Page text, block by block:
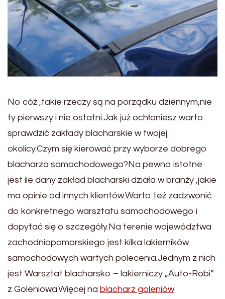
No cóż ,takie rzeczy są na porządku dziennym,nie
ty pierwszy i nie ostatni.Jak już ochłoniesz warto
sprawdzić zakłady blacharskie w twojej
okolicy.Czym się kierować przy wyborze dobrego
blacharza samochodowego?Na pewno istotne
jest ile dany zakład blacharski działa w branży ,jakie
ma opinie od innych klientów.Warto też zadzwonić
do konkretnego warsztatu samochodowego i
dopytać się o szczegóły.Na terenie województwa
zachodniopomorskiego jest kilka lakierników
samochodowych wartych polecenia.Jednym z nich
jest Warsztat blacharsko – lakierniczy „Auto-Robi”
z Goleniowa.Więcej na blacharz goleniów